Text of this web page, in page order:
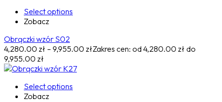
Select options
Zobacz
Obrączki wzór S02
4,280.00 zł – 9,955.00 złZakres cen: od 4,280.00 zł do
9,955.00 zł
Select options
Zobacz